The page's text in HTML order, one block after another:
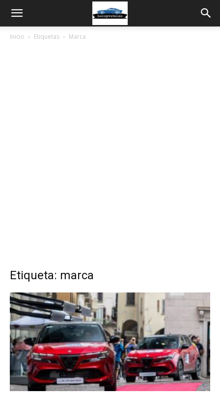
Inicio Etiquetas Marca
Etiqueta: marca